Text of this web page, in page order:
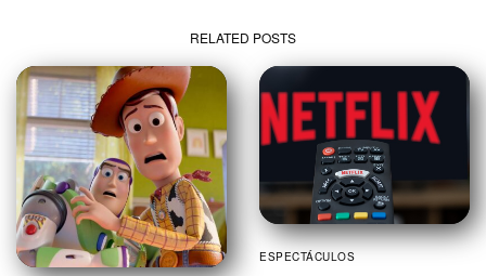
RELATED POSTS
ESPECTÁCULOS